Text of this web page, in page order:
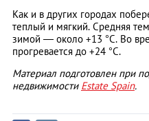
Как и в других городах
теплый и мягкий. Средняя
зимой — около +13 °С. Во
прогревается до +24 °С.
Материал подготовлен при
недвижимости Estate Spain.